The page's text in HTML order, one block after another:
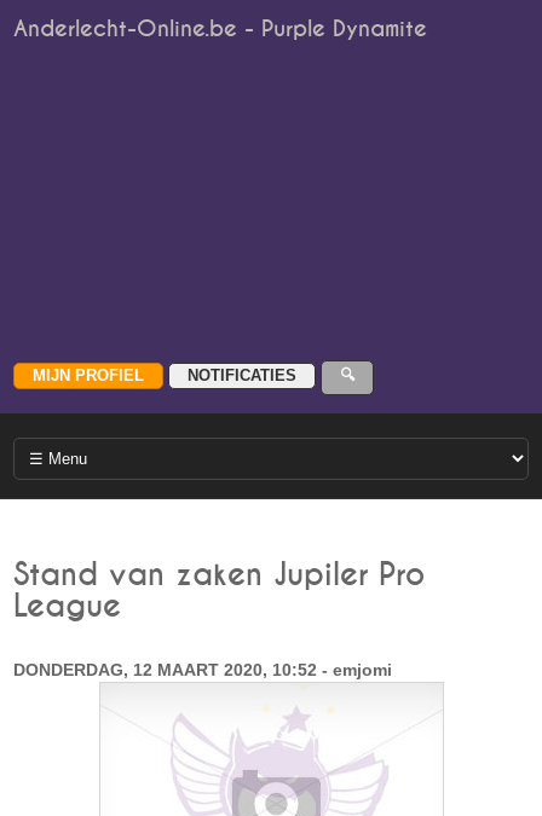
Anderlecht-Online.be - Purple Dynamite
Stand van zaken Jupiler Pro
League
DONDERDAG, 12 MAART 2020, 10:52 - emjomi